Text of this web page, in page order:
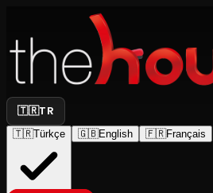
🇹🇷TR
🇹🇷Türkçe 🇬🇧English 🇫🇷Français